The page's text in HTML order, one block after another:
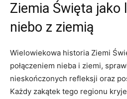
Ziemia Święta jako
niebo z ziemią
Wielowiekowa historia Ziemi
połączeniem nieba i ziemi,
nieskończonych refleksji oraz
Każdy zakątek tego regionu